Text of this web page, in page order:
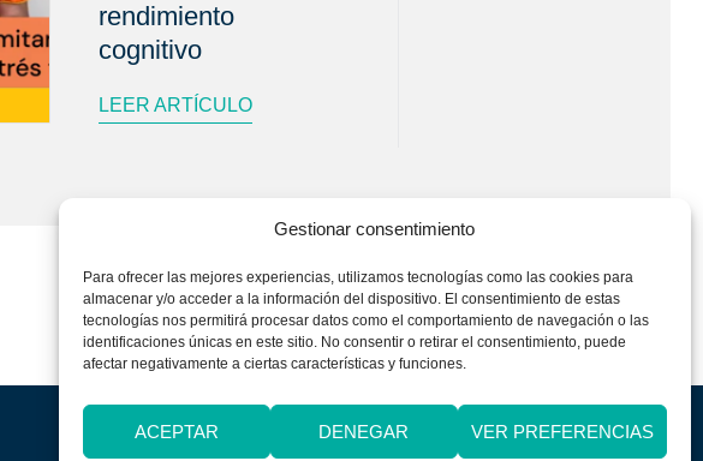
Gestionar consentimiento
Para ofrecer las mejores experiencias, utilizamos tecnologías como las cookies para
almacenar y/o acceder a la información del dispositivo. El consentimiento de estas
tecnologías nos permitirá procesar datos como el comportamiento de navegación o las
identificaciones únicas en este sitio. No consentir o retirar el consentimiento, puede
afectar negativamente a ciertas características y funciones.
ACEPTAR DENEGAR VER PREFERENCIAS
rendimiento
cognitivo
LEER ARTÍCULO
Silvia Álava. Todos los derechos reservados 2025©